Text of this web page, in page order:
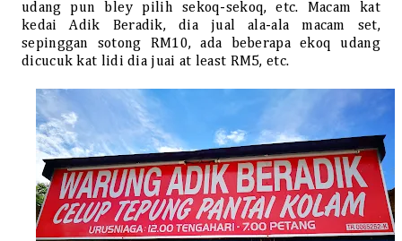
udang pun bley pilih sekoq-sekoq, etc. Macam kat
kedai Adik Beradik, dia jual ala-ala macam set,
sepinggan sotong RM10, ada beberapa ekoq udang
dicucuk kat lidi dia juai at least RM5, etc.